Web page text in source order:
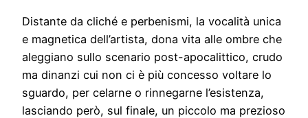
Distante da cliché e perbenismi, la vocalità unica
e magnetica dell’artista, dona vita alle ombre che
aleggiano sullo scenario post-apocalittico, crudo
ma dinanzi cui non ci è più concesso voltare lo
sguardo, per celarne o rinnegarne l’esistenza,
lasciando però, sul finale, un piccolo ma prezioso